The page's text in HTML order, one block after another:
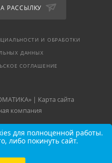
РАССЫЛКУ
И ОБРАБОТКИ
ДАННЫХ
СОГЛАШЕНИЕ
| Карта сайта
для полноценной работы.
либо покинуть сайт.